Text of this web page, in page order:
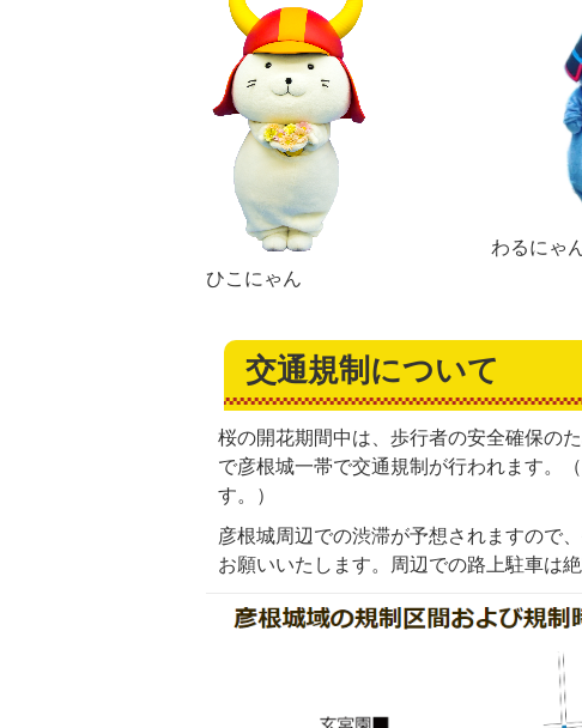
ひこにゃん
わるにゃ
交通規制について
桜の開花期間中は、歩行者の安全確保の
で彦根城一帯で交通規制が行われます。
す。）
彦根城周辺での渋滞が予想されますので
お願いいたします。周辺での路上駐車は